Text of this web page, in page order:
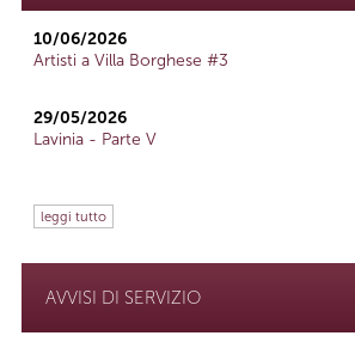
10/06/2026
Artisti a Villa Borghese #3
29/05/2026
Lavinia - Parte V
leggi tutto
AVVISI DI SERVIZIO